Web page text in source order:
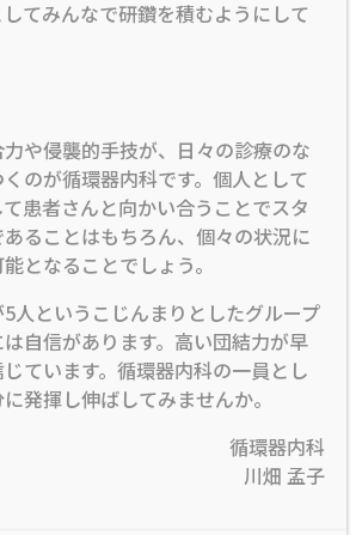
てみんなで研鑽を積むようにして
や侵襲的手技が、日々の診療のな
のが循環器内科です。個人として
患者さんと向かい合うことでスタ
ることはもちろん、個々の状況に
となることでしょう。
人というこじんまりとしたグループ
自信があります。高い団結力が早
ています。循環器内科の一員とし
発揮し伸ばしてみませんか。
循環器内科
川畑 孟子